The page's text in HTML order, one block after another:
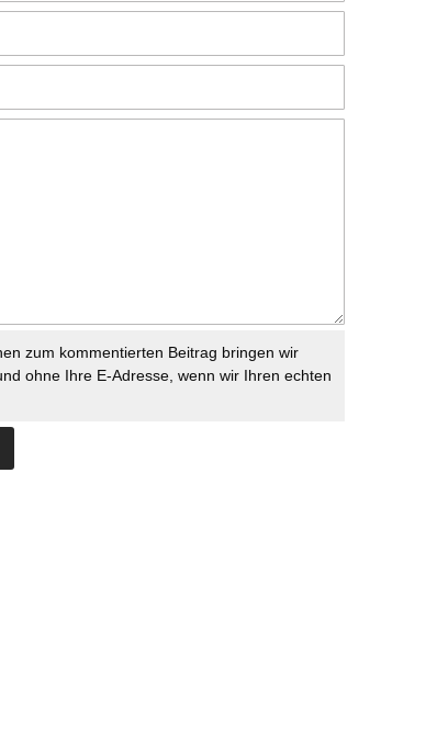
zum kommentierten Beitrag bringen wir
ohne Ihre E-Adresse, wenn wir Ihren echten